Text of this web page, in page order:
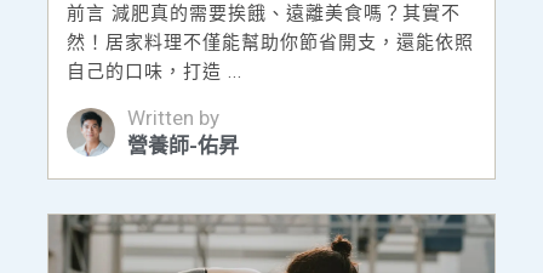
前言 減肥真的需要挨餓、遠離美食嗎？其實不
然！居家料理不僅能幫助你節省開支，還能依照
自己的口味，打造 ...
Written by
營養師-佑昇